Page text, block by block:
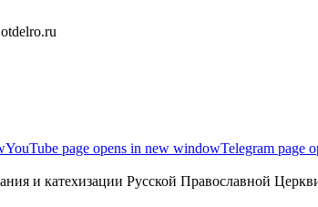
YouTube page opens in new windowTelegram page
и катехизации Русской Православной